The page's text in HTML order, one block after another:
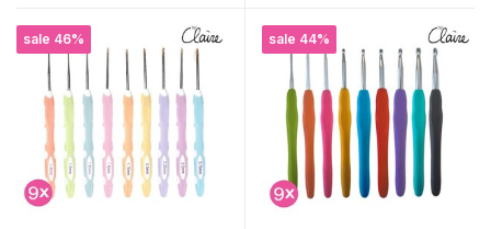
sale 46% sale 44%